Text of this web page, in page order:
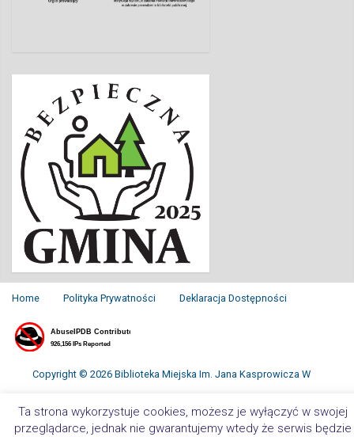
Home Polityka Prywatności Deklaracja Dostępności
Copyright © 2026 Biblioteka Miejska Im. Jana Kasprowicza W
Inowrocławiu. All Rights Reserved.
Ta strona wykorzystuje cookies, możesz je wyłączyć w swojej
przeglądarce, jednak nie gwarantujemy wtedy że serwis będzie